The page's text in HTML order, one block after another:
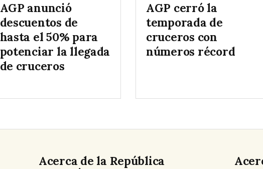
AGP anunció
descuentos de
hasta el 50% para
potenciar la llegada
de cruceros
AGP cerró la
temporada de
cruceros con
números récord
Acerca de la República